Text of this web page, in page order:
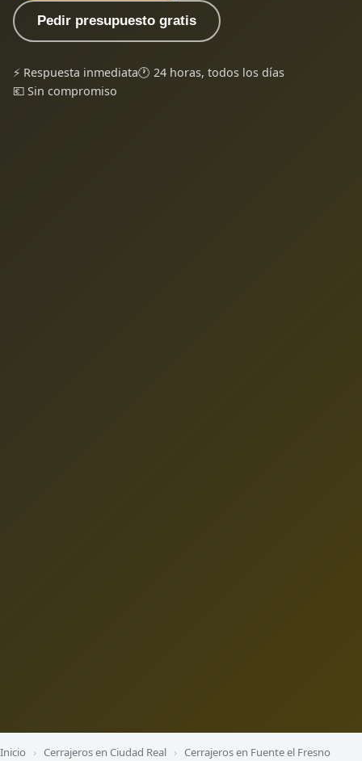
Pedir presupuesto gratis
⚡ Respuesta inmediata🕐 24 horas, todos los días
💶 Sin compromiso
Inicio › Cerrajeros en Ciudad Real › Cerrajeros en Fuente el Fresno